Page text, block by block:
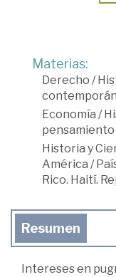
Materias:
Derecho /
Economía /
Historia y
América /
Rico. Haití.
Resumen
Intereses en